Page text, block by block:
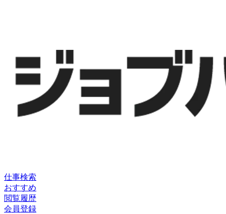
仕事検索
おすすめ
閲覧履歴
会員登録